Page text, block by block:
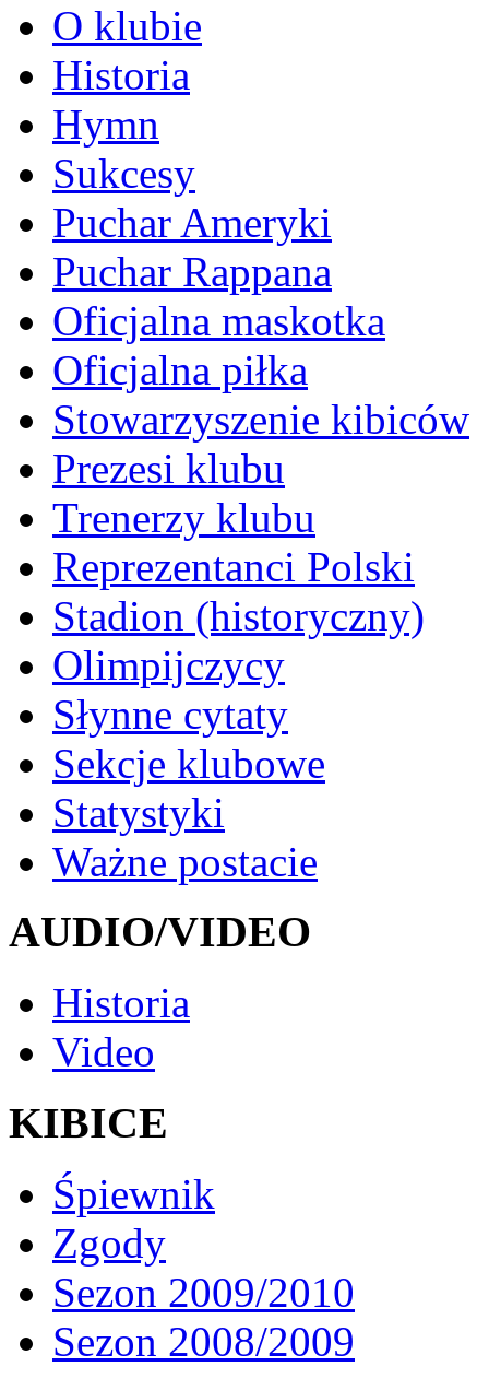
O klubie
Historia
Hymn
Sukcesy
Puchar Ameryki
Puchar Rappana
Oficjalna maskotka
Oficjalna piłka
Stowarzyszenie kibiców
Prezesi klubu
Trenerzy klubu
Reprezentanci Polski
Stadion (historyczny)
Olimpijczycy
Słynne cytaty
Sekcje klubowe
Statystyki
Ważne postacie
AUDIO/VIDEO
Historia
Video
KIBICE
Śpiewnik
Zgody
Sezon 2009/2010
Sezon 2008/2009